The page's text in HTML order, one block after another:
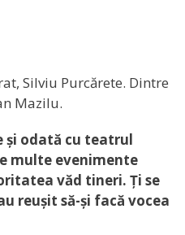
Silviu Purcărete. Dintre
Mazilu.
și odată cu teatrul
multe evenimente
văd tineri. Ți se
reușit să-și facă vocea